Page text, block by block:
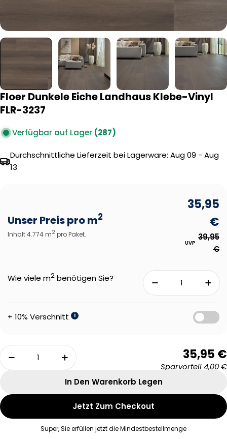
Floer Dunkele Eiche Landhaus Klebe-Vinyl
FLR-3237
Verfügbar auf Lager (287)
Durchschnittliche Lieferzeit bei Lagerware: Aug 09 - Aug
13
Unser Preis pro m2
Inhalt 4.774 m2 pro Paket.
35,95
€
UVP
39,95
€
Wie viele m2 benötigen Sie?
+ 10% Verschnitt i
35,95 €
Sparvorteil4,00 €
Menge
Menge Für Floer Dunkele Eiche Landhaus
Menge Für Floer Dunkele Eiche
In Den Warenkorb Legen
Jetzt Zum Checkout
Super, Sie erfüllen jetzt die Mindestbestellmenge